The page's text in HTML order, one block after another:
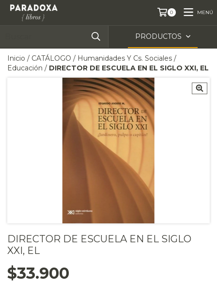
0 MENÚ
PRODUCTOS
Inicio / CATÁLOGO / Humanidades Y Cs. Sociales /
Educación / DIRECTOR DE ESCUELA EN EL SIGLO XXI, EL
DIRECTOR DE ESCUELA EN EL SIGLO
XXI, EL
$33.900